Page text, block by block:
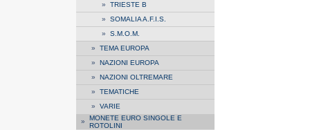
» TRIESTE B
» SOMALIA A.F.I.S.
» S.M.O.M.
» TEMA EUROPA
» NAZIONI EUROPA
» NAZIONI OLTREMARE
» TEMATICHE
» VARIE
» MONETE EURO SINGOLE E
ROTOLINI